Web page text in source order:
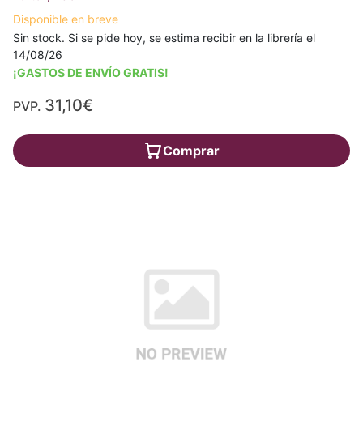
Disponible en breve
Sin stock. Si se pide hoy, se estima recibir en la librería el
14/08/26
¡GASTOS DE ENVÍO GRATIS!
PVP. 31,10€
Comprar